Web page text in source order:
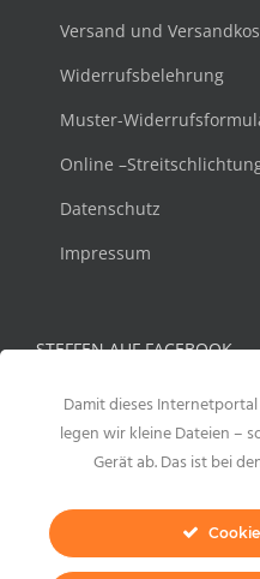
Versand und
Widerrufsbelehrung
Muster-
Online
Datenschutz
Impressum
STEFFEN AUF FACEBOOK
Damit dieses
legen wir kleine Dateien –
Gerät ab. Das ist bei